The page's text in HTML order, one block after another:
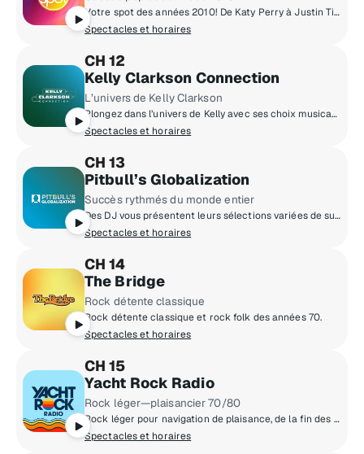
Votre spot des années 2010! De Katy Perry à Justin Timberlake, Rihanna, Fall Out Boy et d'autres! On n'est pas figés dans les années 2010, on aime y rester!
Spectacles et horaires
CH 12
Kelly Clarkson Connection
L’univers de Kelly Clarkson
Plongez dans l’univers de Kelly avec ses choix musicaux, des anecdotes inédites et des rencontres exclusives!
Spectacles et horaires
CH 13
Pitbull’s Globalization
Succès rythmés du monde entier
Des DJ vous présentent leurs sélections variées de succès internationaux, de la pop au hip-hop à la musique dance et latine.
Spectacles et horaires
CH 14
The Bridge
Rock détente classique
Rock détente classique et rock folk des années 70.
Spectacles et horaires
CH 15
Yacht Rock Radio
Rock léger—plaisancier 70/80
Rock léger pour navigation de plaisance, de la fin des années 70 au début des années 80… Rien pour faire chavirer le bateau!
Spectacles et horaires